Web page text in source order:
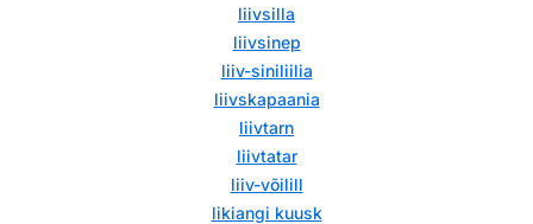
liivsilla
liivsinep
liiv-siniliilia
liivskapaania
liivtarn
liivtatar
liiv-võilill
likiangi kuusk